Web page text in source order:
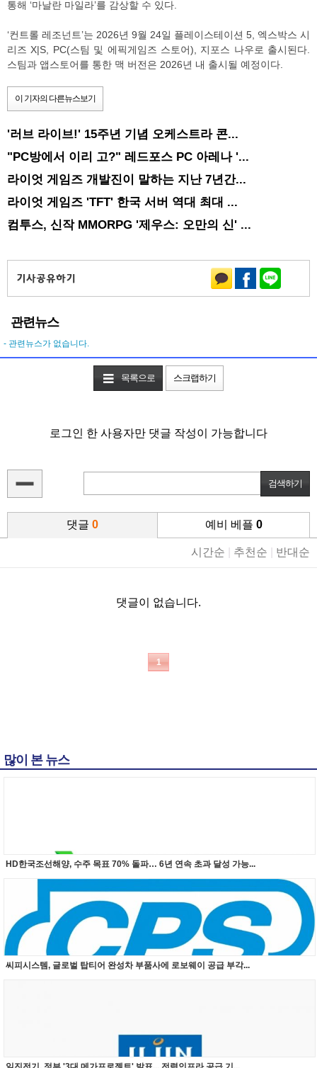
통해 ‘마날란 마일라’를 감상할 수 있다.
‘컨트롤 레조넌트’는 2026년 9월 24일 플레이스테이션 5, 엑스박스 시
리즈 X|S, PC(스팀 및 에픽게임즈 스토어), 지포스 나우로 출시된다.
스팀과 앱스토어를 통한 맥 버전은 2026년 내 출시될 예정이다.
이 기자의 다른뉴스보기
'러브 라이브!' 15주년 기념 오케스트라 콘...
"PC방에서 이리 고?" 레드포스 PC 아레나 '...
라이엇 게임즈 개발진이 말하는 지난 7년간...
라이엇 게임즈 'TFT' 한국 서버 역대 최대 ...
컴투스, 신작 MMORPG '제우스: 오만의 신' ...
관련뉴스
- 관련뉴스가 없습니다.
목록으로 스크랩하기
로그인 한 사용자만 댓글 작성이 가능합니다
댓글 0 예비 베플 0
시간순 추천순 반대순
댓글이 없습니다.
1
많이 본 뉴스
HD한국조선해양, 수주 목표 70% 돌파… 6년 연속 초과 달성 가능...
씨피시스템, 글로벌 탑티어 완성차 부품사에 로보웨이 공급 부각...